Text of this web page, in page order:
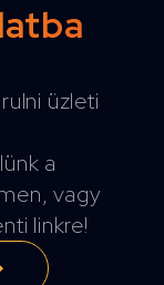
üzleti
a
vagy
linkre!